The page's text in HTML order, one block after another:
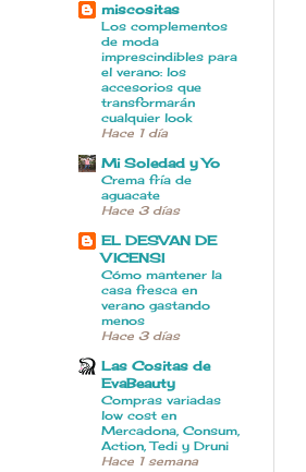
miscositas
Los complementos
de moda
imprescindibles para
el verano: los
accesorios que
transformarán
cualquier look
Hace 1 día
Mi Soledad y Yo
Crema fría de
aguacate
Hace 3 días
EL DESVAN DE
VICENSI
Cómo mantener la
casa fresca en
verano gastando
menos
Hace 3 días
Las Cositas de
EvaBeauty
Compras variadas
low cost en
Mercadona, Consum,
Action, Tedi y Druni
Hace 1 semana